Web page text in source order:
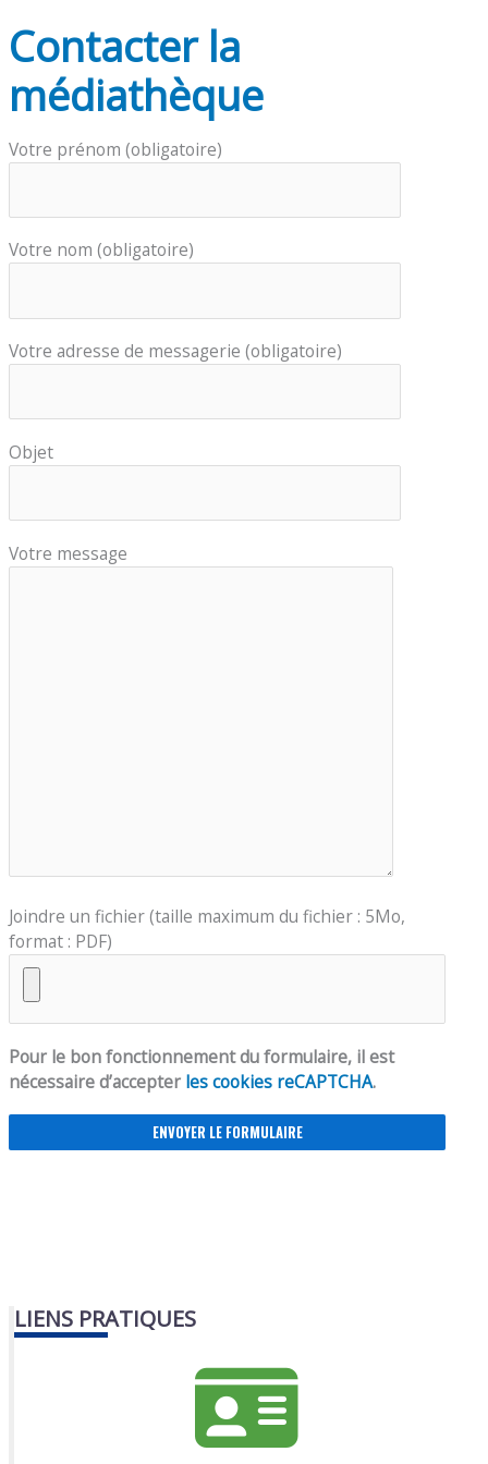
Contacter la
médiathèque
Votre prénom (obligatoire)
Votre nom (obligatoire)
Votre adresse de messagerie (obligatoire)
Objet
Votre message
Joindre un fichier (taille maximum du fichier : 5Mo,
format : PDF)
Pour le bon fonctionnement du formulaire, il est
nécessaire d’accepter les cookies reCAPTCHA.
LIENS PRATIQUES